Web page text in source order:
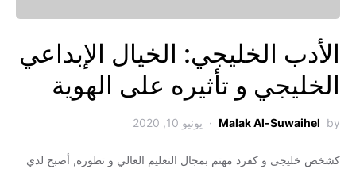
الأدب الخليجي: الخيال الإبداعي
الخليجي و تأثيره على الهوية
by
Malak Al-Suwaihel يونيو 10, 2020
كشخص خليجى و كفرد مهتم بمجال التعليم العالي و تطوره, أصبح لدي